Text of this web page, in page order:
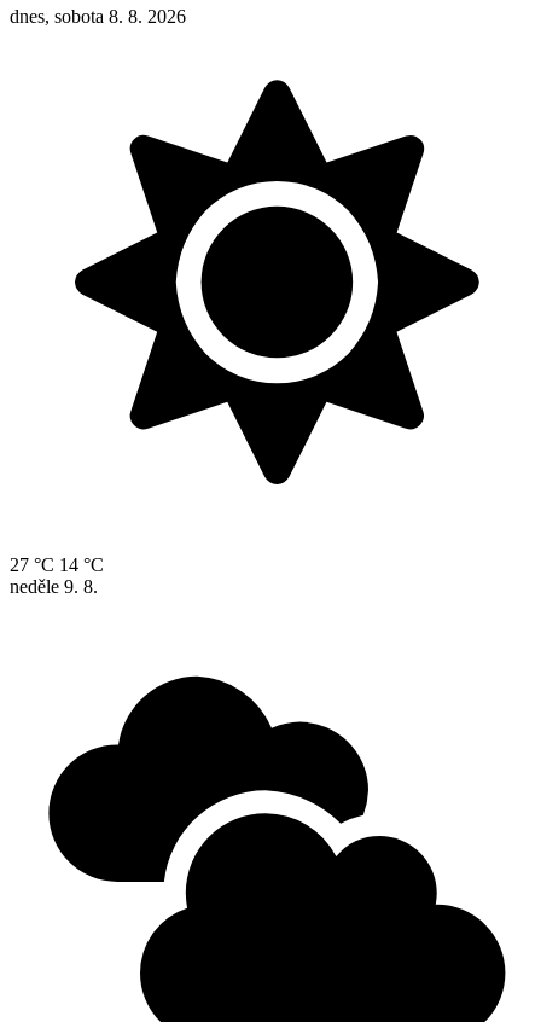
dnes, sobota 8. 8. 2026
27 °C 14 °C
neděle 9. 8.